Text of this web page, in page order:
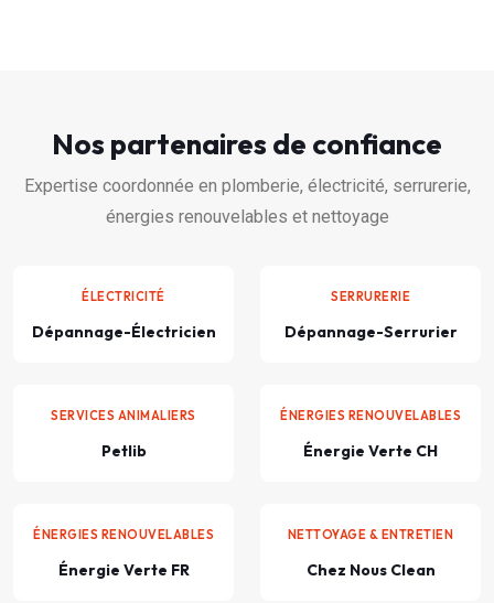
Nos partenaires de confiance
Expertise coordonnée en plomberie, électricité, serrurerie,
énergies renouvelables et nettoyage
ÉLECTRICITÉ
Dépannage-Électricien
SERRURERIE
Dépannage-Serrurier
SERVICES ANIMALIERS
Petlib
ÉNERGIES RENOUVELABLES
Énergie Verte CH
ÉNERGIES RENOUVELABLES
Énergie Verte FR
NETTOYAGE & ENTRETIEN
Chez Nous Clean